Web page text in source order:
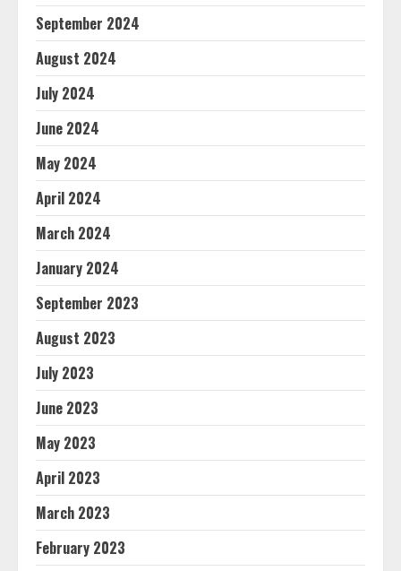
September 2024
August 2024
July 2024
June 2024
May 2024
April 2024
March 2024
January 2024
September 2023
August 2023
July 2023
June 2023
May 2023
April 2023
March 2023
February 2023